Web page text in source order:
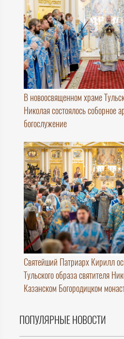
В новоосвященном храме
Николая состоялось соборное
богослужение
Святейший Патриарх Кирилл
Тульского образа святителя
Казанском Богородицком
ПОПУЛЯРНЫЕ НОВОСТИ